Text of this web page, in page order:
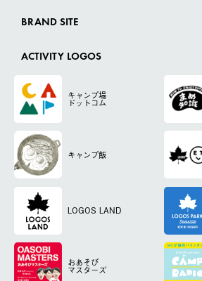
BRAND SITE
ACTIVITY LOGOS
キャンプ場
ドットコム
キャンプ飯
LOGOS LAND
おあそび
マスターズ